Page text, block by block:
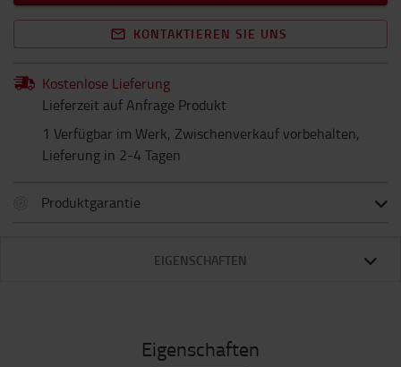
KONTAKTIEREN SIE UNS
Kostenlose Lieferung
Lieferzeit auf Anfrage Produkt
1 Verfügbar im Werk, Zwischenverkauf vorbehalten,
Lieferung in 2-4 Tagen
Produktgarantie
EIGENSCHAFTEN
Eigenschaften